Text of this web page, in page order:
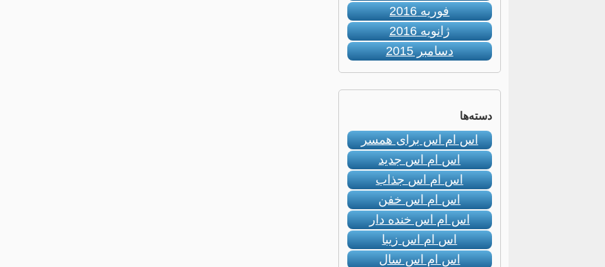
فوریه 2016
ژانویه 2016
دسامبر 2015
دسته‌ها
اس ام اس برای همسر
اس ام اس جدید
اس ام اس جذاب
اس ام اس خفن
اس ام اس خنده دار
اس ام اس زیبا
اس ام اس سال